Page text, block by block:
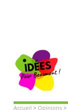
Accueil > Opinions>